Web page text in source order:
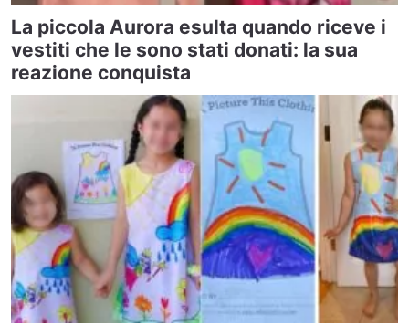
La piccola Aurora esulta quando riceve i
vestiti che le sono stati donati: la sua
reazione conquista